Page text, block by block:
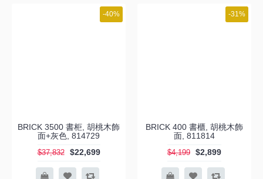
-40%
BRICK 3500 書柜, 胡桃木飾
面+灰色, 814729
$37,832 $22,699
-31%
BRICK 400 書櫃, 胡桃木飾
面, 811814
$4,199 $2,899